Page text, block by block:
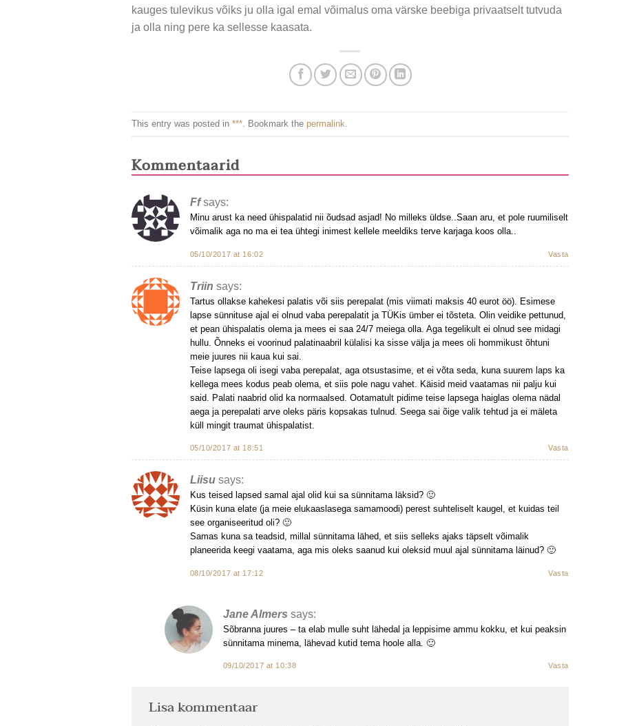
kauges tulevikus võiks ju olla igal emal võimalus oma värske beebiga privaatselt tutvuda
ja olla ning pere ka sellesse kaasata.
This entry was posted in ***. Bookmark the permalink
Kommentaarid
Ff says:
Minu arust ka need ühispalatid nii õudsad asjad! No milleks üldse..Saan aru, et pole ruumiliselt
võimalik aga no ma ei tea ühtegi inimest kellele meeldiks terve karjaga koos olla..
05/10/2017 at 16:02 Vasta
Triin says:
Tartus ollakse kahekesi palatis või siis perepalat (mis viimati maksis 40 eurot öö). Esimese
lapse sünnituse ajal ei olnud vaba perepalatit ja TÜKis ümber ei tõsteta. Olin veidike pettunud,
et pean ühispalatis olema ja mees ei saa 24/7 meiega olla. Aga tegelikult ei olnud see midagi
hullu. Õnneks ei voorinud palatinaabril külalisi ka sisse välja ja mees oli hommikust õhtuni
meie juures nii kaua kui sai.
Teise lapsega oli isegi vaba perepalat, aga otsustasime, et ei võta seda, kuna suurem laps ka
kellega mees kodus peab olema, et siis pole nagu vahet. Käisid meid vaatamas nii palju kui
said. Palati naabrid olid ka normaalsed. Ootamatult pidime teise lapsega haiglas olema nädal
aega ja perepalati arve oleks päris kopsakas tulnud. Seega sai õige valik tehtud ja ei mäleta
küll mingit traumat ühispalatist.
05/10/2017 at 18:51 Vasta
Liisu says:
Kus teised lapsed samal ajal olid kui sa sünnitama läksid? 🙂
Küsin kuna elate (ja meie elukaaslasega samamoodi) perest suhteliselt kaugel, et kuidas teil
see organiseeritud oli? 🙂
Samas kuna sa teadsid, millal sünnitama lähed, et siis selleks ajaks täpselt võimalik
planeerida keegi vaatama, aga mis oleks saanud kui oleksid muul ajal sünnitama läinud? 🙂
08/10/2017 at 17:12 Vasta
Jane Almers says:
Sõbranna juures – ta elab mulle suht lähedal ja leppisime ammu kokku, et kui peaksin
sünnitama minema, lähevad kutid tema hoole alla. 🙂
09/10/2017 at 10:38 Vasta
Lisa kommentaar